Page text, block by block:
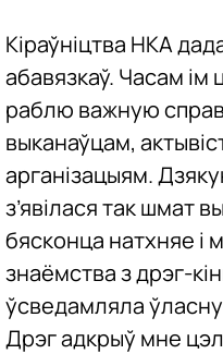
Кіраўніцтва НКА
абавязкаў. Часам
раблю важную
выканаўцам,
арганізацыям.
з’явілася так шмат
бясконца натхняе і
знаёмства з дрэг-
ўсведамляла
Дрэг адкрыў мне